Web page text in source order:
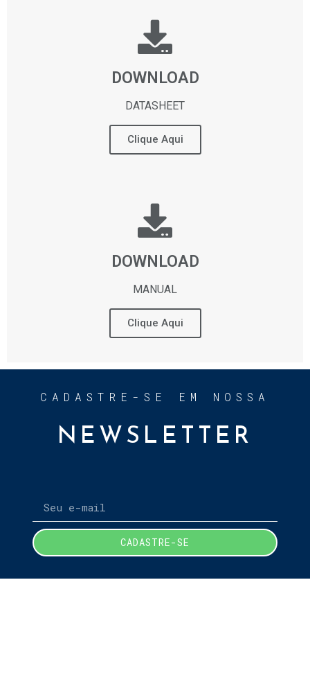
DOWNLOAD
DATASHEET
Clique Aqui
DOWNLOAD
MANUAL
Clique Aqui
CADASTRE-SE EM NOSSA
NEWSLETTER
CADASTRE-SE